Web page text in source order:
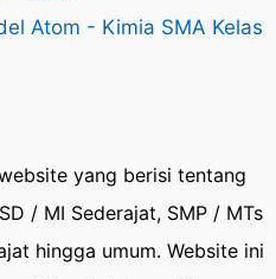
Atom - Kimia SMA Kelas
yang berisi tentang
/ MI Sederajat, SMP / MTs
hingga umum. Website ini